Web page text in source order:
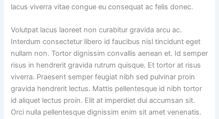
lacus viverra vitae congue eu consequat ac felis donec.
Volutpat lacus laoreet non curabitur gravida arcu ac.
Interdum consectetur libero id faucibus nisl tincidunt eget
nullam non. Tortor dignissim convallis aenean et. Id semper
risus in hendrerit gravida rutrum quisque. Et tortor at risus
viverra. Praesent semper feugiat nibh sed pulvinar proin
gravida hendrerit lectus. Mattis pellentesque id nibh tortor
id aliquet lectus proin. Elit at imperdiet dui accumsan sit.
Orci nulla pellentesque dignissim enim sit amet venenatis.